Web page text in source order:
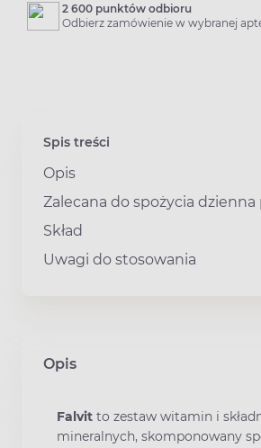
2 600 punktów odbioru
Odbierz zamówienie w wybranej
Spis treści
Opis
Zalecana do spożycia dzienna
Skład
Uwagi do stosowania
Opis
Falvit to zestaw witamin i
mineralnych, skomponowany